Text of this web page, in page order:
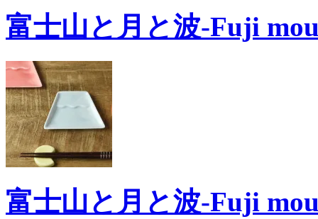
富士山と月と波-Fuji
富士山と月と波-Fuji